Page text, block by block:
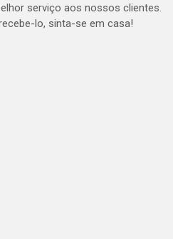
serviço aos nossos clientes.
lo, sinta-se em casa!